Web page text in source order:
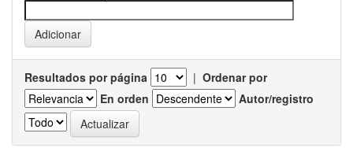
Resultados por página | Ordenar por
En orden
Autor/registro